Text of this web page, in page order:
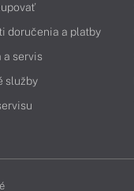
doručenia a platby
a servis
služby